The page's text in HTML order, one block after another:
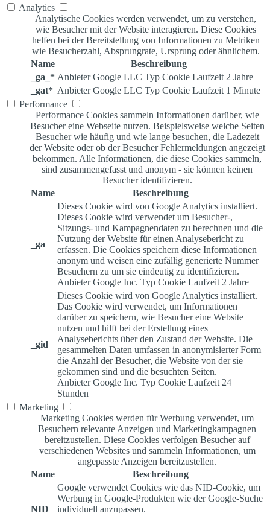
Analytics
Analytische Cookies werden verwendet, um zu verstehen,
wie Besucher mit der Website interagieren. Diese Cookies
helfen bei der Bereitstellung von Informationen zu Metriken
wie Besucherzahl, Absprungrate, Ursprung oder ähnlichem.
Name
Beschreibung
_ga_* Anbieter Google LLC Typ Cookie Laufzeit 2 Jahre
_gat* Anbieter Google LLC Typ Cookie Laufzeit 1 Minute
Performance
Performance Cookies sammeln Informationen darüber, wie
Besucher eine Webseite nutzen. Beispielsweise welche Seiten
Besucher wie häufig und wie lange besuchen, die Ladezeit
der Website oder ob der Besucher Fehlermeldungen angezeigt
bekommen. Alle Informationen, die diese Cookies sammeln,
sind zusammengefasst und anonym - sie können keinen
Besucher identifizieren.
Name
Beschreibung
_ga
Dieses Cookie wird von Google Analytics installiert.
Dieses Cookie wird verwendet um Besucher-,
Sitzungs- und Kampagnendaten zu berechnen und die
Nutzung der Website für einen Analysebericht zu
erfassen. Die Cookies speichern diese Informationen
anonym und weisen eine zufällig generierte Nummer
Besuchern zu um sie eindeutig zu identifizieren.
Anbieter Google Inc. Typ Cookie Laufzeit 2 Jahre
_gid
Dieses Cookie wird von Google Analytics installiert.
Das Cookie wird verwendet, um Informationen
darüber zu speichern, wie Besucher eine Website
nutzen und hilft bei der Erstellung eines
Analyseberichts über den Zustand der Website. Die
gesammelten Daten umfassen in anonymisierter Form
die Anzahl der Besucher, die Website von der sie
gekommen sind und die besuchten Seiten.
Anbieter Google Inc. Typ Cookie Laufzeit 24
Stunden
Marketing
Marketing Cookies werden für Werbung verwendet, um
Besuchern relevante Anzeigen und Marketingkampagnen
bereitzustellen. Diese Cookies verfolgen Besucher auf
verschiedenen Websites und sammeln Informationen, um
angepasste Anzeigen bereitzustellen.
Name
Beschreibung
NID
Google verwendet Cookies wie das NID-Cookie, um
Werbung in Google-Produkten wie der Google-Suche
individuell anzupassen.